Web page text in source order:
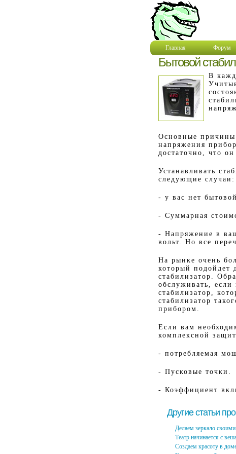
Главная Форум
Бытовой
В
Основные причины
напряжения
достаточно, что
Устанавливать
следующие случаи:
- у вас нет
- Суммарная
- Напряжение в
вольт. Но все
На рынке очень
который подойдет
стабилизатор.
обслуживать, если
стабилизатор,
стабилизатор
прибором.
Если вам
комплексной
- потребляемая
- Пусковые точки.
- Коэффициент
Другие статьи
Делаем зеркало
Театр начинается с
Создаем красоту в